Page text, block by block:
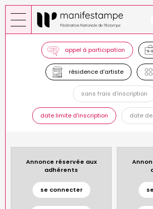
Aller
au
contenu
appel à participation
résidence d’artiste
sans frais d’inscription
date limite d'inscription date
Annonce réservée aux
adhérents
se connecter